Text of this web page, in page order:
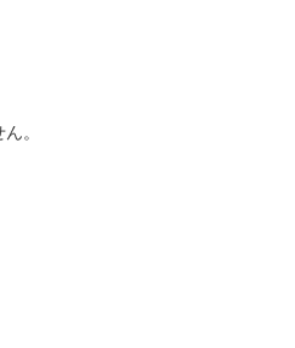
。